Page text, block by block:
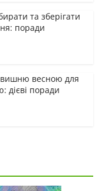
та зберігати
поради
весною для
дієві поради